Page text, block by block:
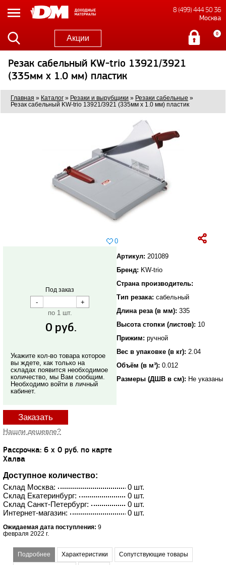
8 (499) 444 50 36
Москва
Акции 0
Резак сабельный KW-trio 13921/3921
(335мм x 1.0 мм) пластик
Главная » Каталог » Резаки и вырубщики » Резаки сабельные »
Резак сабельный KW-trio 13921/3921 (335мм x 1.0 мм) пластик
0
Под заказ
по 1 шт.
0 руб.
Укажите кол-во товара которое
вы ждете, как только на
складах появится необходимое
количество, мы Вам сообщим.
Необходимо войти в личный
кабинет.
Заказать
Нашли дешевле?
Рассрочка: 6 x 0 руб. по карте
Халва
Доступное количество:
0 шт.
Склад Москва:
0 шт.
Склад Екатеринбург:
0 шт.
Склад Санкт-Петербург:
0 шт.
Интернет-магазин:
Ожидаемая дата поступления: 9
февраля 2022 г.
Артикул: 201089
Бренд: KW-trio
Страна производитель:
Тип резака: сабельный
Длина реза (в мм): 335
Высота стопки (листов): 10
Прижим: ручной
Вес в упаковке (в кг): 2.04
Объём (в м³): 0.012
Размеры (ДШВ в см): Не указаны
Подробнее Характеристики Сопутствующие товары